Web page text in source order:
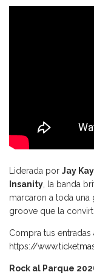
Liderada por Jay Kay
Insanity , la banda
marcaron a toda una
groove que la
Compra tus entradas
https://
Rock al Parque